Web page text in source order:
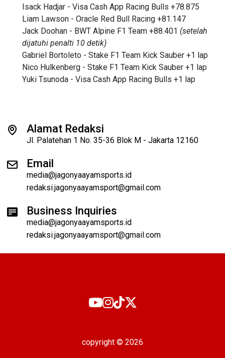
Isack Hadjar - Visa Cash App Racing Bulls +78.875
Liam Lawson - Oracle Red Bull Racing +81.147
Jack Doohan - BWT Alpine F1 Team +88.401 (setelah
dijatuhi penalti 10 detik)
Gabriel Bortoleto - Stake F1 Team Kick Sauber +1 lap
Nico Hulkenberg - Stake F1 Team Kick Sauber +1 lap
Yuki Tsunoda - Visa Cash App Racing Bulls +1 lap
Alamat Redaksi
Jl. Palatehan 1 No. 35-36 Blok M - Jakarta 12160
Email
media@jagonyaayamsports.id
redaksi.jagonyaayamsport@gmail.com
Business Inquiries
media@jagonyaayamsports.id
redaksi.jagonyaayamsport@gmail.com
copyright © 2026